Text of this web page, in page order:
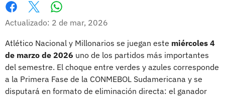
Facebook
X
Actualizado: 2 de mar, 2026
Atlético Nacional y Millonarios se juegan este miércoles 4
de marzo de 2026 uno de los partidos más importantes
del semestre. El choque entre verdes y azules corresponde
a la Primera Fase de la CONMEBOL Sudamericana y se
disputará en formato de eliminación directa: el ganador